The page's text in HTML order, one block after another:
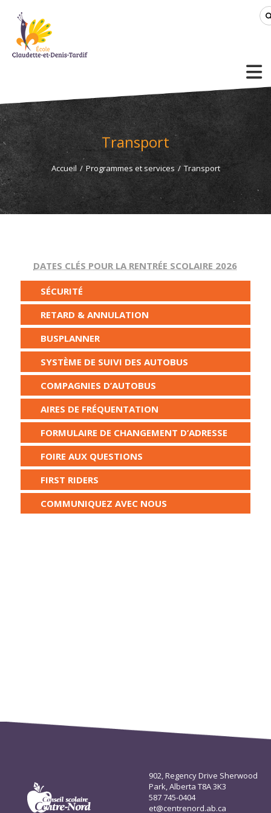
Transport
Accueil / Programmes et services / Transport
DATES CLÉS POUR LA RENTRÉE SCOLAIRE 2026
SÉCURITÉ
RETARD & ANNULATION
BUSPLANNER
SYSTÈME DE SUIVI DES AUTOBUS
COMPAGNIES D’AUTOBUS
AIRES DE FRÉQUENTATION
FORMULAIRE DE CHANGEMENT D’ADRESSE
FOIRE AUX QUESTIONS
FIRST RIDERS
COMMUNIQUEZ AVEC NOUS
902, Regency Drive Sherwood
Park, Alberta T8A 3K3
587 745-0404
et@centrenord.ab.ca